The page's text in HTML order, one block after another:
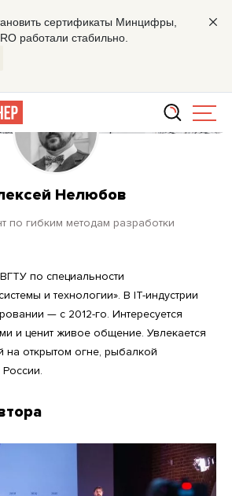
Нелюбов
Нелюбов
и технологии». В IT-индустрии
— с 2012-го. Интересуется
и ценит живое общение. Увлекается
на открытом огне, рыбалкой